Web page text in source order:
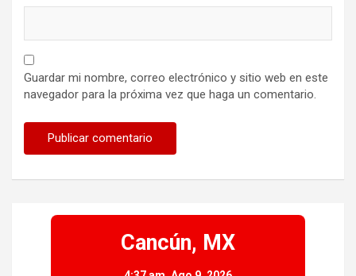
Guardar mi nombre, correo electrónico y sitio web en este
navegador para la próxima vez que haga un comentario.
Cancún, MX